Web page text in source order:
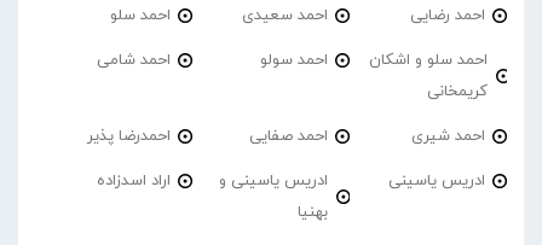
احمد‌ رضایی احمد سعیدی احمد سلو
احمد سلو و اشکان
کریمخانی
احمد سولو احمد شامی
احمد شیری احمد صفایی احمدرضا پذیر
ادریس یاسینی
ادریس یاسینی و
بهنیا
اراد اسدزاده